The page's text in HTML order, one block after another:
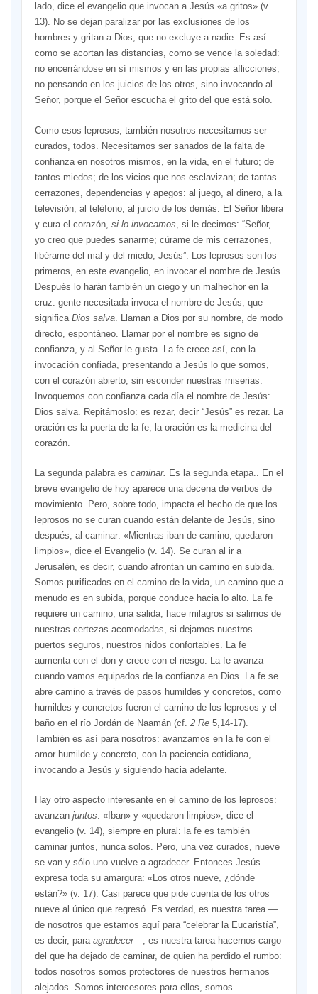
lado, dice el evangelio que invocan a Jesús «a gritos» (v.
13). No se dejan paralizar por las exclusiones de los
hombres y gritan a Dios, que no excluye a nadie. Es así
como se acortan las distancias, como se vence la soledad:
no encerrándose en sí mismos y en las propias aflicciones,
no pensando en los juicios de los otros, sino invocando al
Señor, porque el Señor escucha el grito del que está solo.
Como esos leprosos, también nosotros necesitamos ser
curados, todos. Necesitamos ser sanados de la falta de
confianza en nosotros mismos, en la vida, en el futuro; de
tantos miedos; de los vicios que nos esclavizan; de tantas
cerrazones, dependencias y apegos: al juego, al dinero, a la
televisión, al teléfono, al juicio de los demás. El Señor libera
y cura el corazón, si lo invocamos , si le decimos: “Señor,
yo creo que puedes sanarme; cúrame de mis cerrazones,
libérame del mal y del miedo, Jesús”. Los leprosos son los
primeros, en este evangelio, en invocar el nombre de Jesús.
Después lo harán también un ciego y un malhechor en la
cruz: gente necesitada invoca el nombre de Jesús, que
significa Dios salva. Llaman a Dios por su nombre, de modo
directo, espontáneo. Llamar por el nombre es signo de
confianza, y al Señor le gusta. La fe crece así, con la
invocación confiada, presentando a Jesús lo que somos,
con el corazón abierto, sin esconder nuestras miserias.
Invoquemos con confianza cada día el nombre de Jesús:
Dios salva. Repitámoslo: es rezar, decir “Jesús” es rezar. La
oración es la puerta de la fe, la oración es la medicina del
corazón.
La segunda palabra es caminar. Es la segunda etapa.. En el
breve evangelio de hoy aparece una decena de verbos de
movimiento. Pero, sobre todo, impacta el hecho de que los
leprosos no se curan cuando están delante de Jesús, sino
después, al caminar: «Mientras iban de camino, quedaron
limpios», dice el Evangelio (v. 14). Se curan al ir a
Jerusalén, es decir, cuando afrontan un camino en subida.
Somos purificados en el camino de la vida, un camino que a
menudo es en subida, porque conduce hacia lo alto. La fe
requiere un camino, una salida, hace milagros si salimos de
nuestras certezas acomodadas, si dejamos nuestros
puertos seguros, nuestros nidos confortables. La fe
aumenta con el don y crece con el riesgo. La fe avanza
cuando vamos equipados de la confianza en Dios. La fe se
abre camino a través de pasos humildes y concretos, como
humildes y concretos fueron el camino de los leprosos y el
baño en el río Jordán de Naamán (cf. 2 Re5,14-17).
También es así para nosotros: avanzamos en la fe con el
amor humilde y concreto, con la paciencia cotidiana,
invocando a Jesús y siguiendo hacia adelante.
Hay otro aspecto interesante en el camino de los leprosos:
avanzan juntos. «Iban» y «quedaron limpios», dice el
evangelio (v. 14), siempre en plural: la fe es también
caminar juntos, nunca solos. Pero, una vez curados, nueve
se van y sólo uno vuelve a agradecer. Entonces Jesús
expresa toda su amargura: «Los otros nueve, ¿dónde
están?» (v. 17). Casi parece que pide cuenta de los otros
nueve al único que regresó. Es verdad, es nuestra tarea —
de nosotros que estamos aquí para “celebrar la Eucaristía”,
es decir, para agradecer—, es nuestra tarea hacernos cargo
del que ha dejado de caminar, de quien ha perdido el rumbo:
todos nosotros somos protectores de nuestros hermanos
alejados. Somos intercesores para ellos, somos